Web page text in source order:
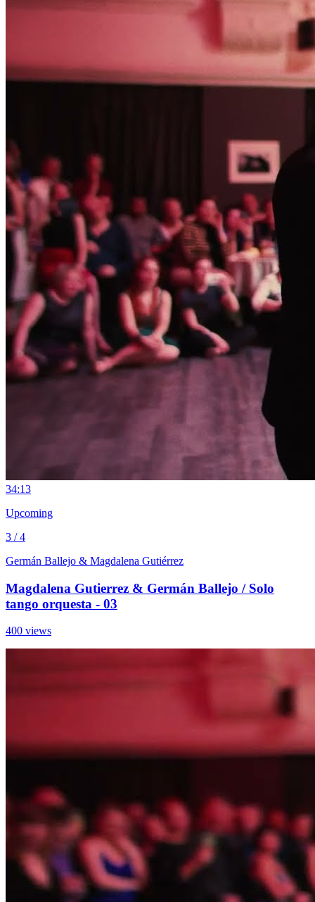
34:13
Upcoming
3 / 4
Germán Ballejo & Magdalena Gutiérrez
Magdalena Gutierrez & Germán Ballejo / Solo
tango orquesta - 03
400 views